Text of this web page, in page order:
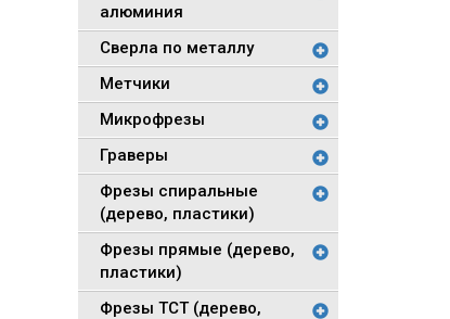
алюминия
Сверла по металлу
Метчики
Микрофрезы
Граверы
Фрезы спиральные
(дерево, пластики)
Фрезы прямые (дерево,
пластики)
Фрезы TCT (дерево,